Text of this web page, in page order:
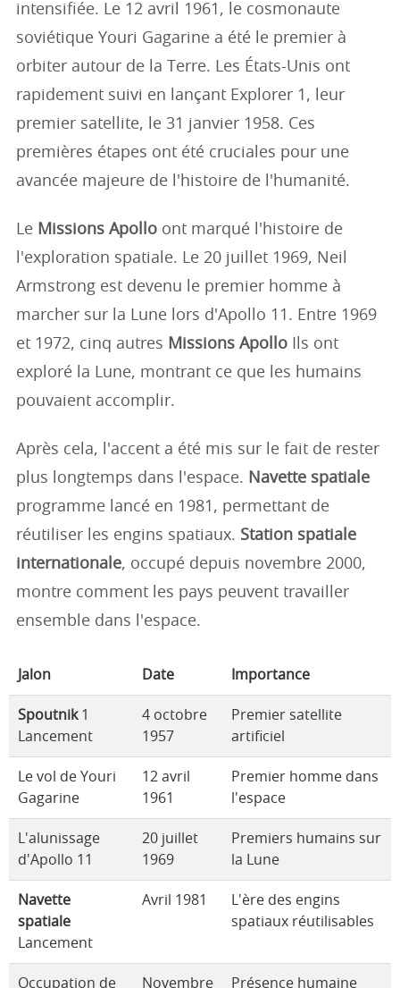
intensifiée. Le 12 avril 1961, le cosmonaute
soviétique Youri Gagarine a été le premier à
orbiter autour de la Terre. Les États-Unis ont
rapidement suivi en lançant Explorer 1, leur
premier satellite, le 31 janvier 1958. Ces
premières étapes ont été cruciales pour une
avancée majeure de l'histoire de l'humanité.
Le Missions Apollo ont marqué l'histoire de
l'exploration spatiale. Le 20 juillet 1969, Neil
Armstrong est devenu le premier homme à
marcher sur la Lune lors d'Apollo 11. Entre 1969
et 1972, cinq autres Missions Apollo Ils ont
exploré la Lune, montrant ce que les humains
pouvaient accomplir.
Après cela, l'accent a été mis sur le fait de rester
plus longtemps dans l'espace. Navette spatiale
programme lancé en 1981, permettant de
réutiliser les engins spatiaux. Station spatiale
internationale, occupé depuis novembre 2000,
montre comment les pays peuvent travailler
ensemble dans l'espace.
Jalon Date Importance
Spoutnik1
Lancement
4 octobre
1957
Premier satellite
artificiel
Le vol de Youri
Gagarine
12 avril
1961
Premier homme dans
l'espace
L'alunissage
d'Apollo 11
20 juillet
1969
Premiers humains sur
la Lune
Navette
spatiale
Lancement
Avril 1981
L'ère des engins
spatiaux réutilisables
Occupation de Novembre Présence humaine